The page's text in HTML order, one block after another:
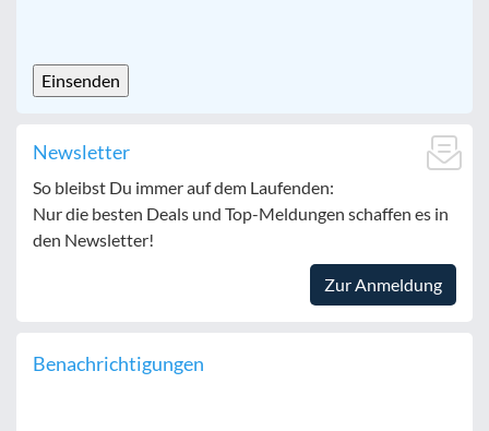
Newsletter
So bleibst Du immer auf dem Laufenden:
Nur die besten Deals und Top-Meldungen schaffen es in
den Newsletter!
Zur Anmeldung
Benachrichtigungen